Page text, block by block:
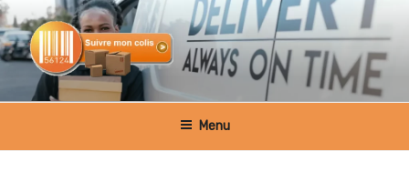
Aller
au
contenu
principal
SUIVRE MON COLIS BELGIQUE
Menu